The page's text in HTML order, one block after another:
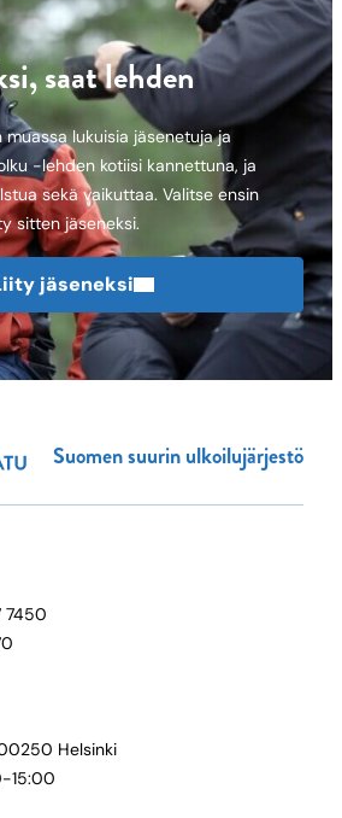
saat lehden
lukuisia jäsenetuja ja
-lehden kotiisi kannettuna, ja
sekä vaikuttaa. Valitse ensin
sitten jäseneksi.
jäseneksi
Suomen suurin ulkoilujärjestö
7450
Helsinki
15:00